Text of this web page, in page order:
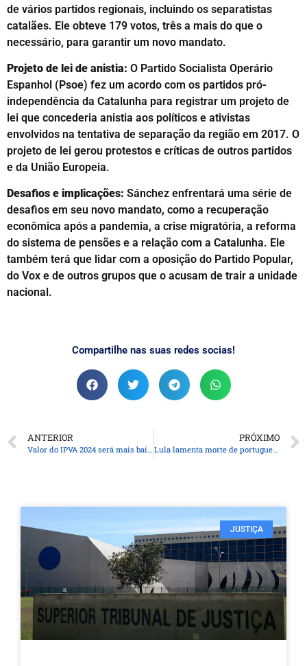
de vários partidos regionais, incluindo os separatistas
catalães. Ele obteve 179 votos, três a mais do que o
necessário, para garantir um novo mandato.
Projeto de lei de anistia: O Partido Socialista Operário
Espanhol (Psoe) fez um acordo com os partidos pró-
independência da Catalunha para registrar um projeto de
lei que concederia anistia aos políticos e ativistas
envolvidos na tentativa de separação da região em 2017. O
projeto de lei gerou protestos e críticas de outros partidos
e da União Europeia.
Desafios e implicações: Sánchez enfrentará uma série de
desafios em seu novo mandato, como a recuperação
econômica após a pandemia, a crise migratória, a reforma
do sistema de pensões e a relação com a Catalunha. Ele
também terá que lidar com a oposição do Partido Popular,
do Vox e de outros grupos que o acusam de trair a unidade
nacional.
Compartilhe nas suas redes socias!
ANTERIOR
Valor do IPVA 2024 será mais baixo para 60% da frota paranaense
PRÓXIMO
Lula lamenta morte de portugueses na Faixa de Gaza
JUSTIÇA